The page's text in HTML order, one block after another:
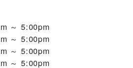
～ 5:00pm
～ 5:00pm
～ 5:00pm
～ 5:00pm